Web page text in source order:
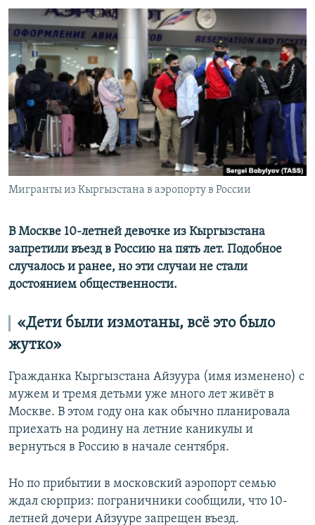
TÜRKMENÇE
Мигранты из Кыргызстана в аэропорту в России
В Москве 10-летней девочке из Кыргызстана
запретили въезд в Россию на пять лет. Подобное
случалось и ранее, но эти случаи не стали
достоянием общественности.
«Дети были измотаны, всё это было
жутко»
Гражданка Кыргызстана Айзуура (имя изменено) с
мужем и тремя детьми уже много лет живёт в
Москве. В этом году она как обычно планировала
приехать на родину на летние каникулы и
вернуться в Россию в начале сентября.
Но по прибытии в московский аэропорт семью
ждал сюрприз: пограничники сообщили, что 10-
летней дочери Айзууре запрещен въезд.